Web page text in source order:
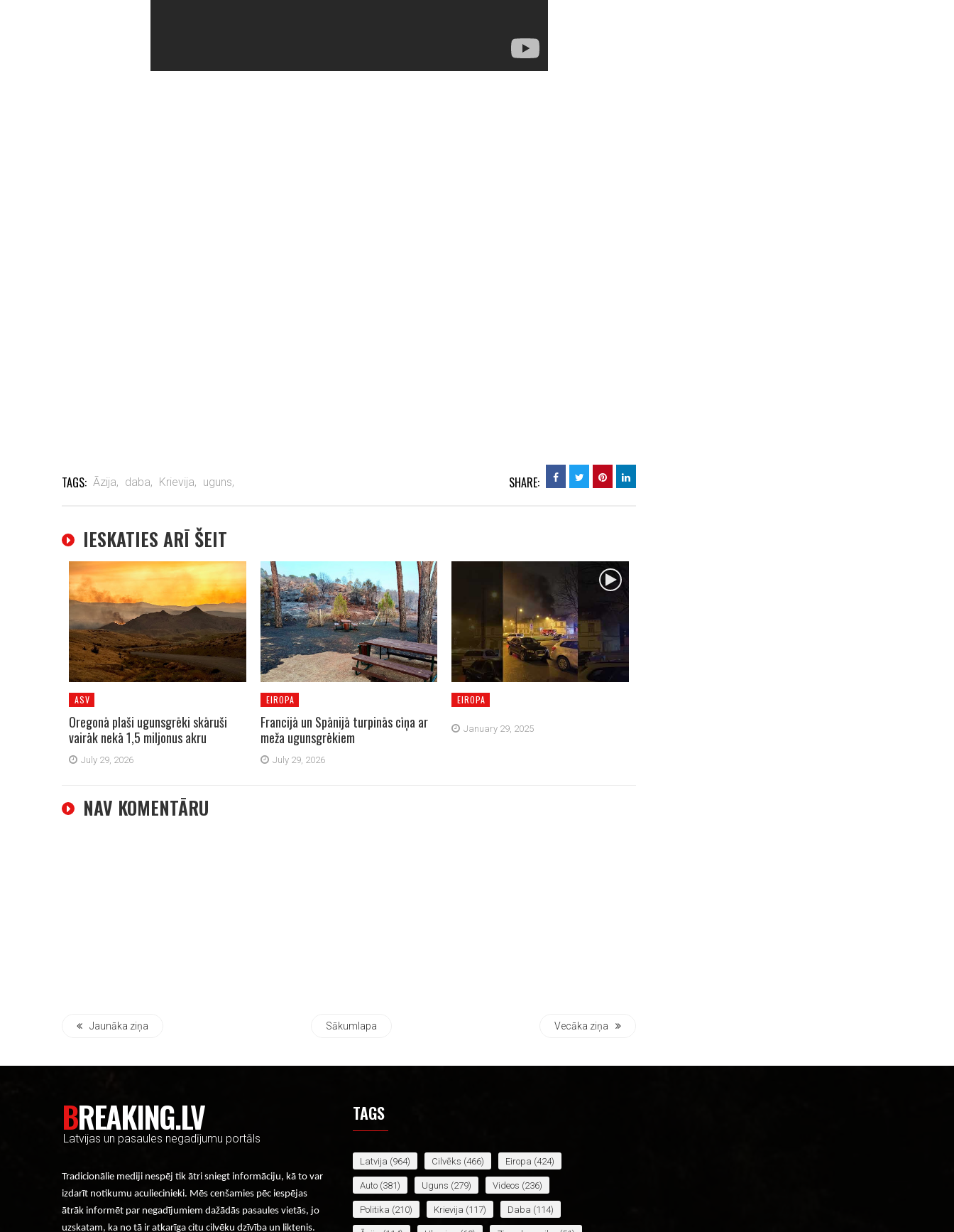
TAGS: Āzija, daba, Krievija, uguns, SHARE:
IESKATIES ARĪ ŠEIT
ASV
Oregonā plaši ugunsgrēki skāruši
vairāk nekā 1,5 miljonus akru
July 29, 2026
EIROPA
Francijā un Spānijā turpinās cīņa ar
meža ugunsgrēkiem
July 29, 2026
EIROPA
January 29, 2025
NAV KOMENTĀRU
Jaunāka ziņa Sākumlapa Vecāka ziņa
BREAKING.LV
Latvijas un pasaules negadījumu portāls
Tradicionālie mediji nespēj tik ātri sniegt informāciju, kā to var
izdarīt notikumu aculiecinieki. Mēs cenšamies pēc iespējas
ātrāk informēt par negadījumiem dažādās pasaules vietās, jo
uzskatam, ka no tā ir atkarīga citu cilvēku dzīvība un liktenis.
TAGS
Latvija (964) Cilvēks (466) Eiropa (424)
Auto (381) Uguns (279) Videos (236)
Politika (210) Krievija (117) Daba (114)